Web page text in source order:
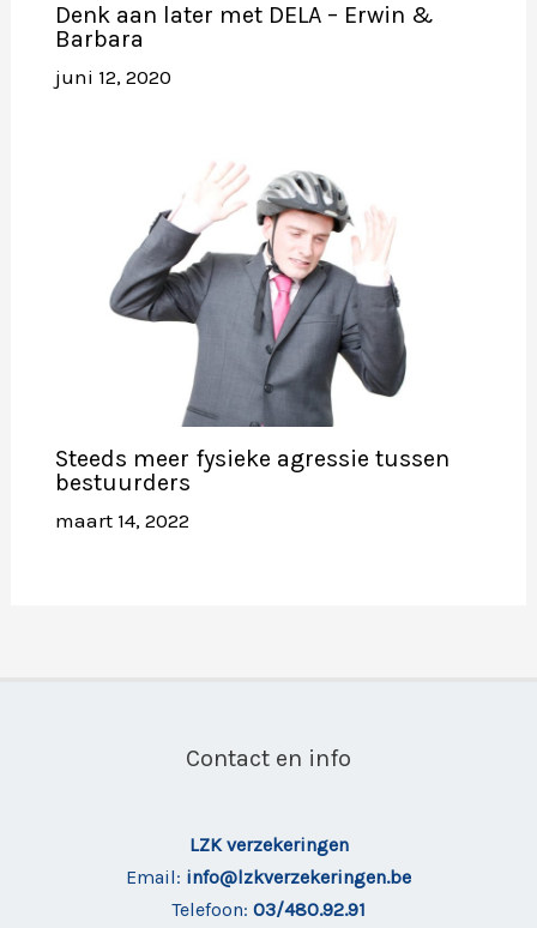
Denk aan later met DELA – Erwin &
Barbara
juni 12, 2020
Steeds meer fysieke agressie tussen
bestuurders
maart 14, 2022
Contact en info
LZK verzekeringen
Email: info@lzkverzekeringen.be
Telefoon: 03/480.92.91